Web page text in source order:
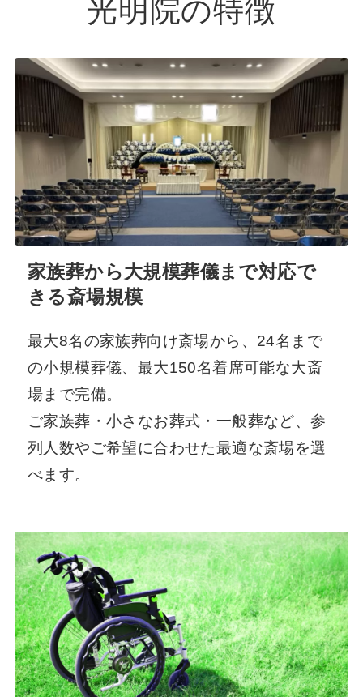
光明院の特徴
家族葬から大規模葬儀まで対応で
きる斎場規模
最大8名の家族葬向け斎場から、24名まで
の小規模葬儀、最大150名着席可能な大斎
場まで完備。
ご家族葬・小さなお葬式・一般葬など、参
列人数やご希望に合わせた最適な斎場を選
べます。